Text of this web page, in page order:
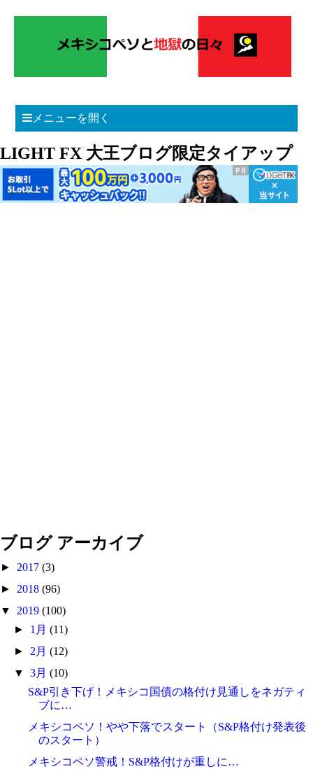
メニューを開く
LIGHT FX 大王ブログ限定タイアップ
ブログ アーカイブ
► 2017 (3)
► 2018 (96)
▼ 2019 (100)
► 1月(11)
► 2月(12)
▼3月(10)
S&P引き下げ！メキシコ国債の格付け見通しをネガティ
ブに…
メキシコペソ！やや下落でスタート（S&P格付け発表後
のスタート）
メキシコペソ警戒！S&P格付けが重しに…